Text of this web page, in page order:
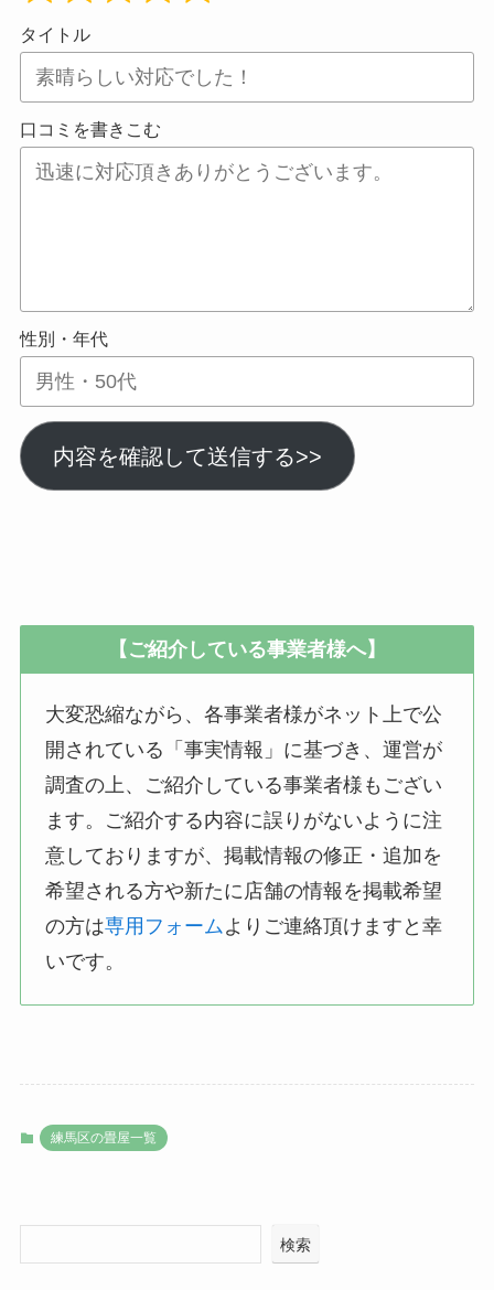
タイトル
口コミを書きこむ
性別・年代
内容を確認して送信する>>
【ご紹介している事業者様へ】
大変恐縮ながら、各事業者様がネット上で公
開されている「事実情報」に基づき、運営が
調査の上、ご紹介している事業者様もござい
ます。ご紹介する内容に誤りがないように注
意しておりますが、掲載情報の修正・追加を
希望される方や新たに店舗の情報を掲載希望
の方は専用フォームよりご連絡頂けますと幸
いです。
練馬区の畳屋一覧
検索